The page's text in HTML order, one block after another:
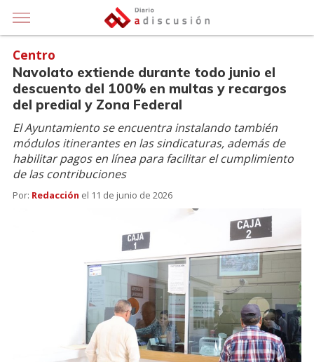
Centro
Navolato extiende durante todo junio el
descuento del 100% en multas y recargos
del predial y Zona Federal
El Ayuntamiento se encuentra instalando también
módulos itinerantes en las sindicaturas, además de
habilitar pagos en línea para facilitar el cumplimiento
de las contribuciones
Por: Redacción el 11 de junio de 2026